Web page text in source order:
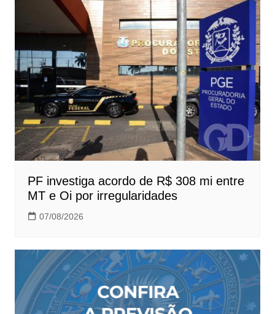
PF investiga acordo de R$ 308 mi entre
MT e Oi por irregularidades
07/08/2026